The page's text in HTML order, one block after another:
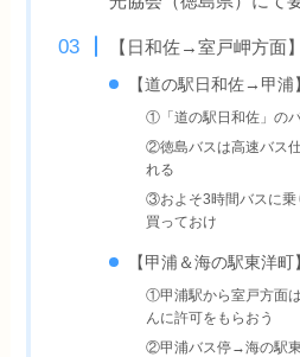
【日和佐→室戸岬方面
【道の駅日和佐→甲浦
①「道の駅日和佐」の
②徳島バスは高速バス
れる
③およそ3時間バスに乗
買っておけ
【甲浦＆海の駅東洋町
①甲浦駅から室戸方面
んに許可をもらおう
②甲浦バス停→海の駅